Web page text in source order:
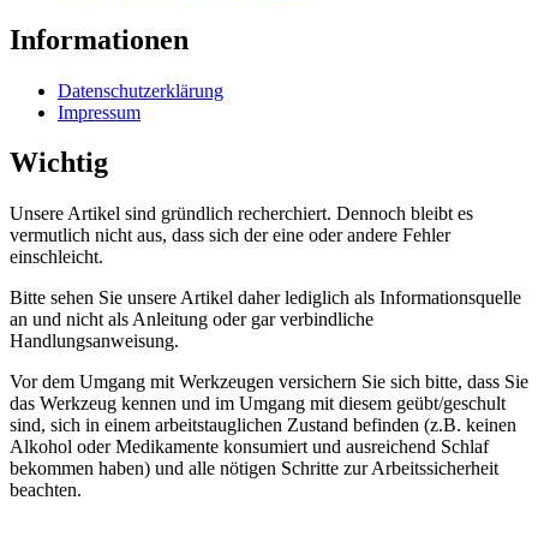
Informationen
Datenschutzerklärung
Impressum
Wichtig
Unsere Artikel sind gründlich recherchiert. Dennoch bleibt es
vermutlich nicht aus, dass sich der eine oder andere Fehler
einschleicht.
Bitte sehen Sie unsere Artikel daher lediglich als Informationsquelle
an und nicht als Anleitung oder gar verbindliche
Handlungsanweisung.
Vor dem Umgang mit Werkzeugen versichern Sie sich bitte, dass Sie
das Werkzeug kennen und im Umgang mit diesem geübt/geschult
sind, sich in einem arbeitstauglichen Zustand befinden (z.B. keinen
Alkohol oder Medikamente konsumiert und ausreichend Schlaf
bekommen haben) und alle nötigen Schritte zur Arbeitssicherheit
beachten.